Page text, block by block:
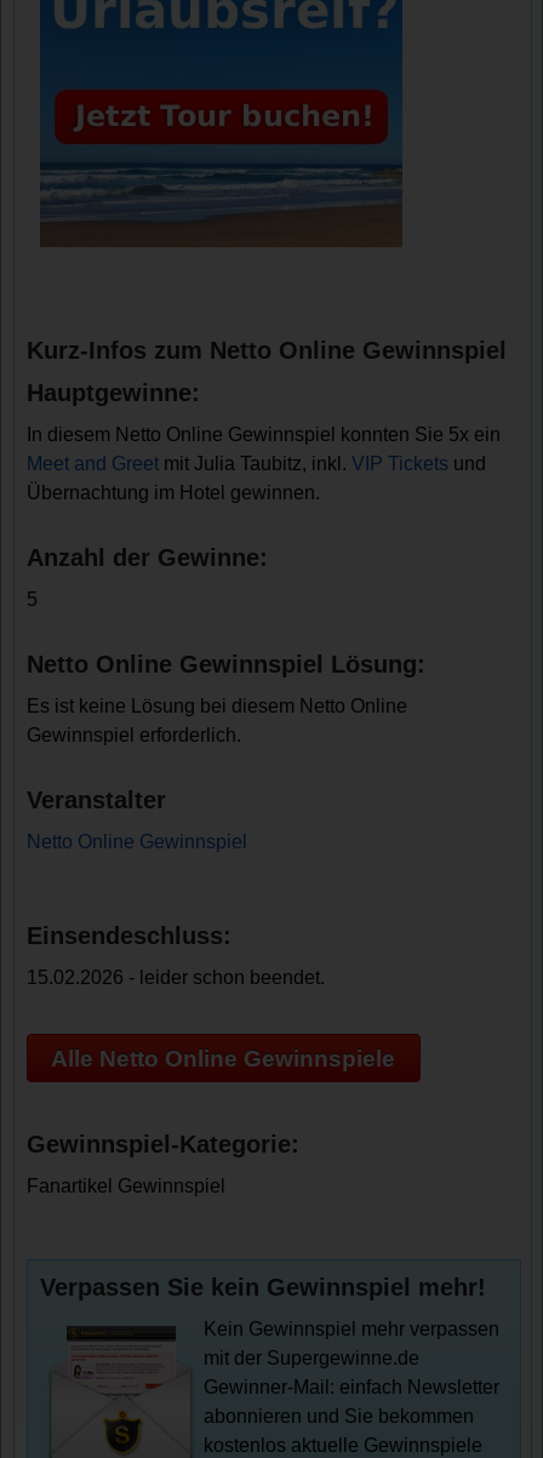
Kurz-Infos zum Netto Online Gewinnspiel
Hauptgewinne:
In diesem Netto Online Gewinnspiel konnten Sie 5x ein
Meet and Greet mit Julia Taubitz, inkl.VIP Tickets und
Übernachtung im Hotel gewinnen.
Anzahl der Gewinne:
5
Netto Online Gewinnspiel Lösung:
Es ist keine Lösung bei diesem Netto Online
Gewinnspiel erforderlich.
Veranstalter
Netto Online Gewinnspiel
Einsendeschluss:
15.02.2026 - leider schon beendet.
Alle Netto Online Gewinnspiele
Gewinnspiel-Kategorie:
Fanartikel Gewinnspiel
Verpassen Sie kein Gewinnspiel mehr!
Kein Gewinnspiel mehr verpassen
mit der Supergewinne.de
Gewinner-Mail: einfach Newsletter
abonnieren und Sie bekommen
kostenlos aktuelle Gewinnspiele